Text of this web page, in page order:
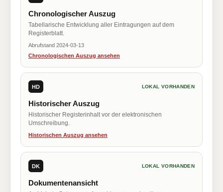
Chronologischer Auszug
Tabellarische Entwicklung aller Eintragungen auf dem
Registerblatt.
Abrufstand 2024-03-13
Chronologischen Auszug ansehen
HD LOKAL VORHANDEN
Historischer Auszug
Historischer Registerinhalt vor der elektronischen
Umschreibung.
Historischen Auszug ansehen
DK LOKAL VORHANDEN
Dokumentenansicht